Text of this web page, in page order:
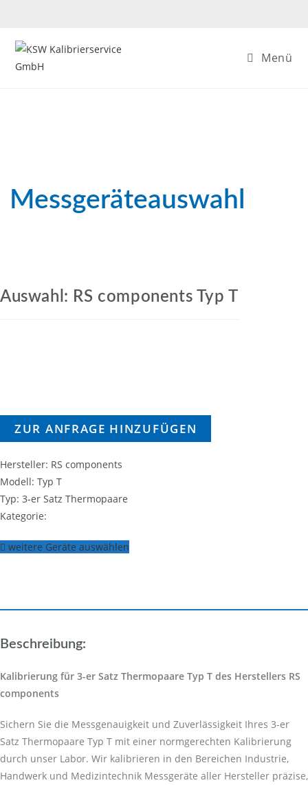
springen
Menü
Messgeräteauswahl
Auswahl: RS components Typ T
ZUR ANFRAGE HINZUFÜGEN
Hersteller: RS components
Modell: Typ T
Typ: 3-er Satz Thermopaare
Kategorie:
weitere Geräte auswählen
Beschreibung:
Kalibrierung für 3-er Satz Thermopaare Typ T des Herstellers RS
components
Sichern Sie die Messgenauigkeit und Zuverlässigkeit Ihres 3-er
Satz Thermopaare Typ T mit einer normgerechten Kalibrierung
durch unser Labor. Wir kalibrieren in den Bereichen Industrie,
Handwerk und Medizintechnik Messgeräte aller Hersteller präzise,